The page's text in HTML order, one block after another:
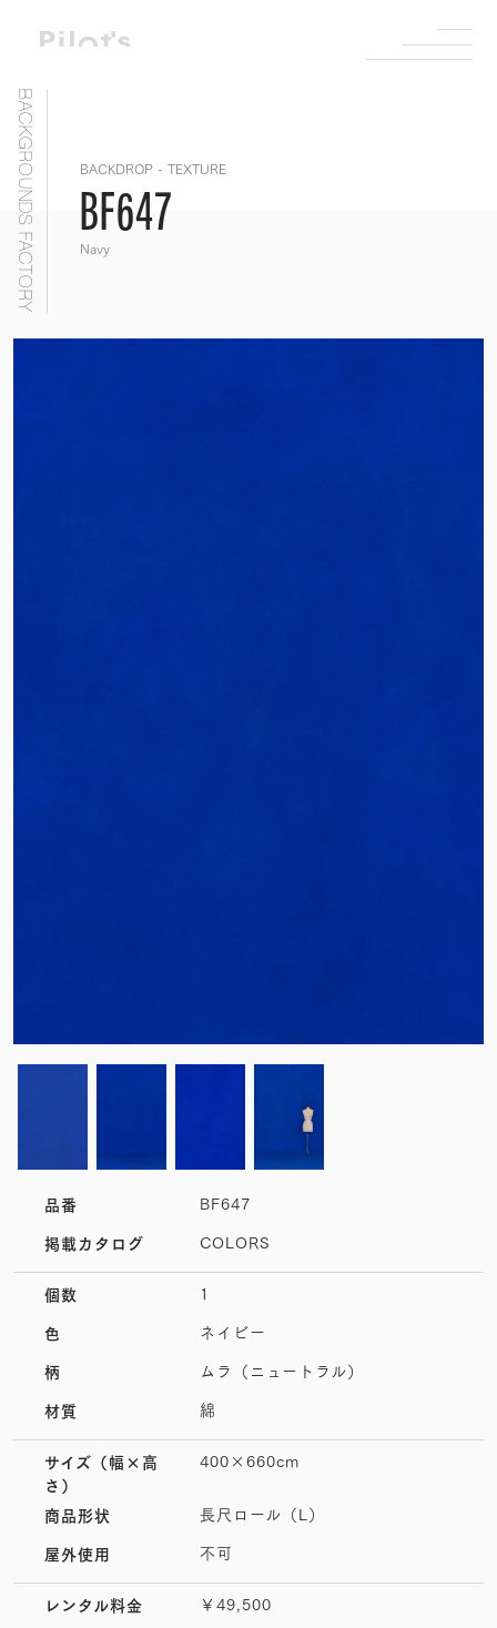
BACKGROUNDS FACTORY BACKDROP - TEXTURE
BF647
Navy
品番 BF647
掲載カタログ COLORS
個数 1
色 ネイビー
柄 ムラ（ニュートラル）
材質 綿
サイズ （幅×高
さ）
400×660cm
商品形状 長尺ロール（L）
屋外使用 不可
レンタル料金 ￥49,500